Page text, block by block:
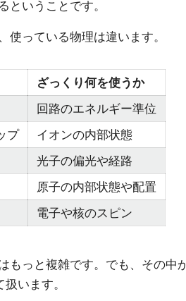
ということです。
使っている物理は違います。
ざっくり何を使うか
回路のエネルギー準位
プ
イオンの内部状態
光子の偏光や経路
原子の内部状態や配置
電子や核のスピン
もっと複雑です。でも、その中
扱います。